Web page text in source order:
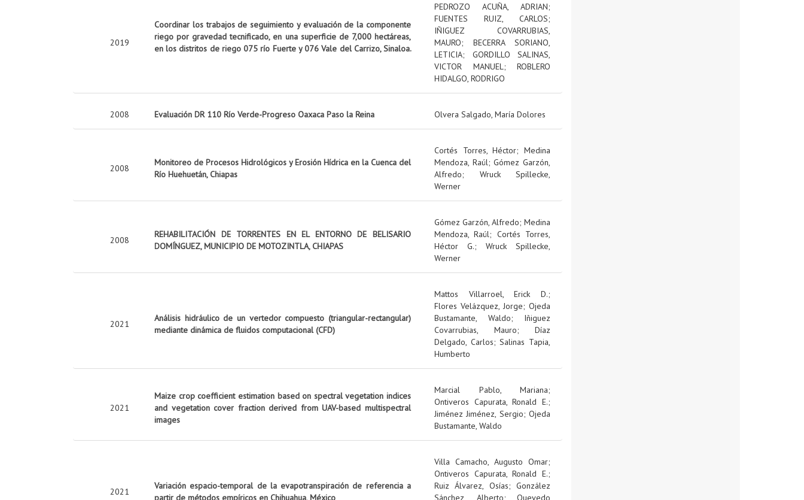
2019
Coordinar los trabajos de seguimiento y evaluación de la componente
riego por gravedad tecnificado, en una superficie de 7,000 hectáreas,
en los distritos de riego 075 río Fuerte y 076 Vale del Carrizo, Sinaloa.
PEDROZO ACUÑA, ADRIAN;
FUENTES RUIZ, CARLOS;
IÑIGUEZ COVARRUBIAS,
MAURO; BECERRA SORIANO,
LETICIA; GORDILLO SALINAS,
VICTOR MANUEL; ROBLERO
HIDALGO, RODRIGO
2008 Evaluación DR 110 Río Verde-Progreso Oaxaca Paso la Reina Olvera Salgado, María Dolores
2008
Monitoreo de Procesos Hidrológicos y Erosión Hídrica en la Cuenca del
Río Huehuetán, Chiapas
Cortés Torres, Héctor;Medina
Mendoza, Raúl;Gómez Garzón,
Alfredo; Wruck Spillecke,
Werner
2008
REHABILITACIÓN DE TORRENTES EN EL ENTORNO DE BELISARIO
DOMÍNGUEZ, MUNICIPIO DE MOTOZINTLA, CHIAPAS
Gómez Garzón, Alfredo; Medina
Mendoza, Raúl; Cortés Torres,
Héctor G.; Wruck Spillecke,
Werner
2021
Análisis hidráulico de un vertedor compuesto (triangular-rectangular)
mediante dinámica de fluidos computacional (CFD)
Mattos Villarroel, Erick D.;
Flores Velázquez, Jorge; Ojeda
Bustamante, Waldo; Iñiguez
Covarrubias, Mauro; Díaz
Delgado, Carlos;Salinas Tapia,
Humberto
2021
Maize crop coefficient estimation based on spectral vegetation indices
and vegetation cover fraction derived from UAV-based multispectral
images
Marcial Pablo, Mariana;
Ontiveros Capurata, Ronald E.;
Jiménez Jiménez, Sergio;Ojeda
Bustamante, Waldo
2021
Variación espacio-temporal de la evapotranspiración de referencia a
partir de métodos empíricos en Chihuahua, México
Villa Camacho, Augusto Omar;
Ontiveros Capurata, Ronald E.;
Ruiz Álvarez, Osías;González
Sánchez, Alberto; Quevedo